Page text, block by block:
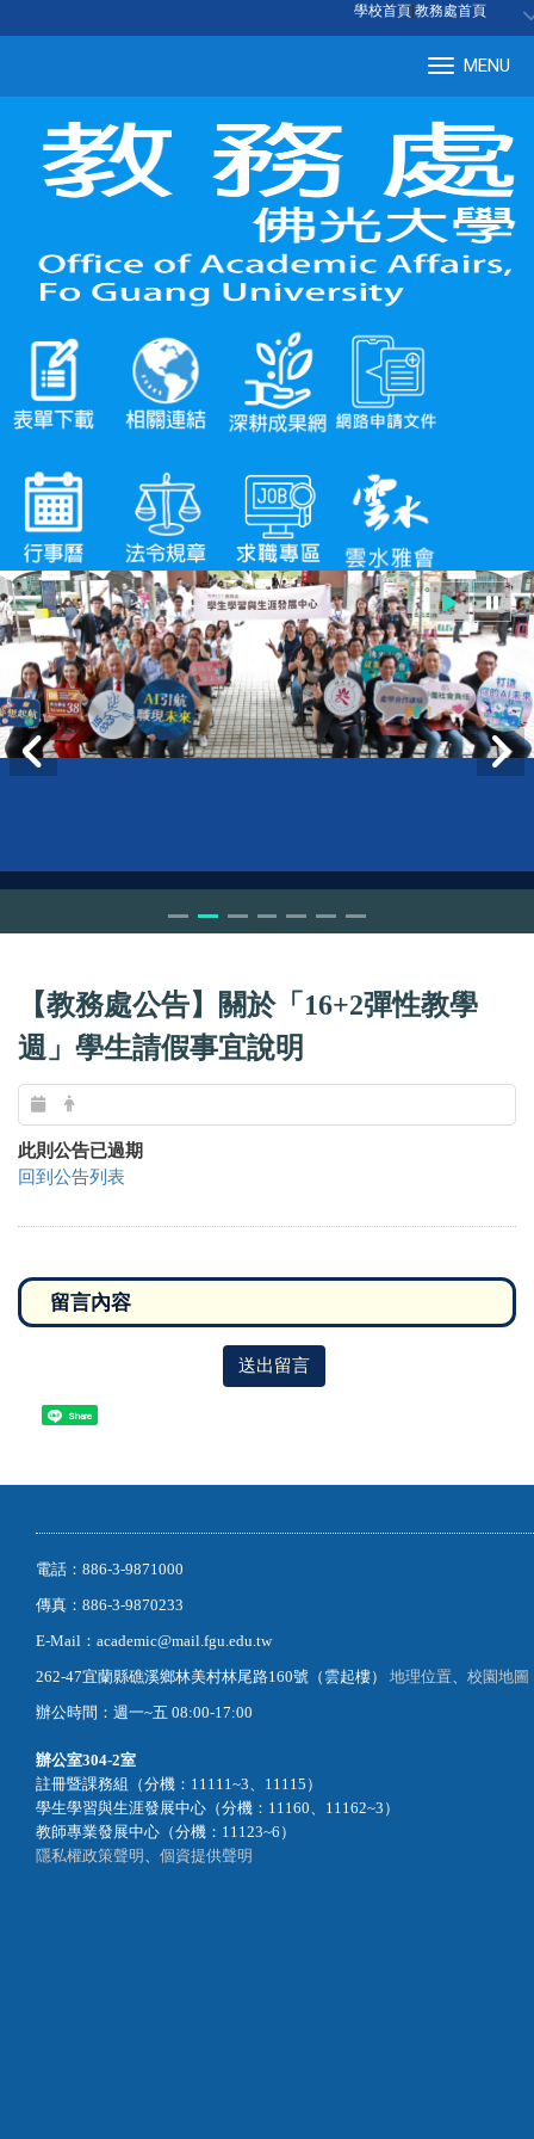
學校首頁 教務處首頁
MENU
【教務處公告】關於「16+2彈性教學
週」學生請假事宜說明
此則公告已過期
回到公告列表
送出留言
Share
電話：886-3-9871000
傳真：886-3-9870233
E-Mail：academic@mail.fgu.edu.tw
262-47宜蘭縣礁溪鄉林美村林尾路160號（雲起樓） 地理位置
校園地圖
辦公時間：週一~五 08:00-17:00
辦公室304-2室
註冊暨課務組（分機：11111~3、11115）
學生學習與生涯發展中心（分機：11160、11162~3）
教師專業發展中心（分機：11123~6）
隱私權政策聲明
個資提供聲明